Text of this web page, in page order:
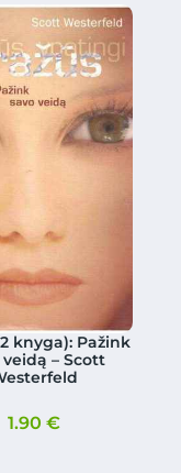
knyga): Pažink
veidą – Scott
1.90 €